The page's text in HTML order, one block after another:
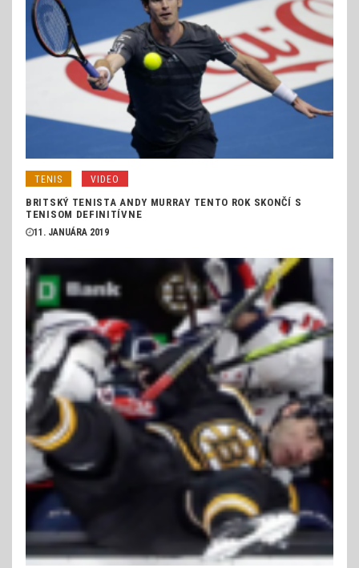
TENIS VIDEO
BRITSKÝ TENISTA ANDY MURRAY TENTO ROK SKONČÍ S
TENISOM DEFINITÍVNE
11. JANUÁRA 2019